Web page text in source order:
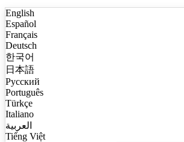
English
Español
Français
Deutsch
한국어
日本語
Русский
Português
Türkçe
Italiano
العربية
Tiếng Việt